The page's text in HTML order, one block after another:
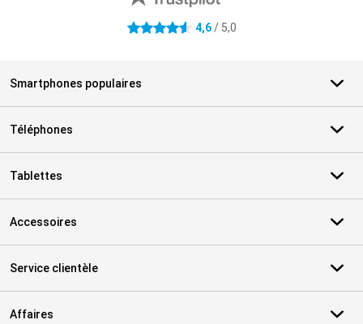
4.6 étoiles 4,6/ 5,0
Smartphones populaires
Téléphones
Tablettes
Accessoires
Service clientèle
Affaires